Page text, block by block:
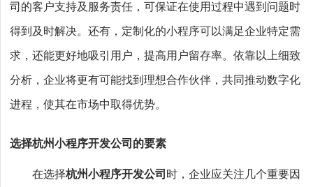
司的客户支持及服务责任，可保证在使用过程中遇到问题时
得到及时解决。还有，定制化的小程序可以满足企业特定需
求，还能更好地吸引用户，提高用户留存率。依靠以上细致
分析，企业将更有可能找到理想合作伙伴，共同推动数字化
进程，使其在市场中取得优势。
选择杭州小程序开发公司的要素
在选择杭州小程序开发公司 时，企业应关注几个重要因